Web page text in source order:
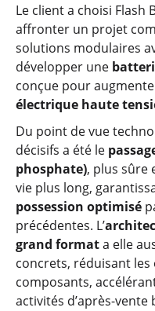
Le client a choisi Flash
affronter un projet
solutions modulaires
développer une
conçue pour
électrique haute
Du point de vue
décisifs a été le
phosphate), plus sûre
vie plus long,
possession optimisé
précédentes. L’
grand formata elle
concrets, réduisant les
composants,
activités d’après-